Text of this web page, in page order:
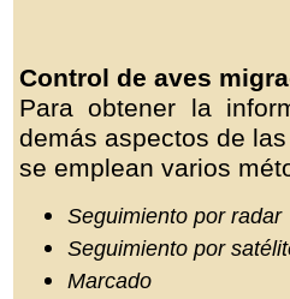
Control de aves
Para obtener la
demás aspectos de
se emplean varios
Seguimiento por radar
Seguimiento por
Marcado